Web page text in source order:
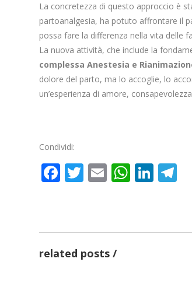
La concretezza di questo approccio è
partoanalgesia, ha potuto affrontare il
possa fare la differenza nella vita delle
La nuova attività, che include la
complessa Anestesia e
dolore del parto, ma lo accoglie, lo
un’esperienza di amore,
Condividi:
Facebook
Twitter
Email
related posts
redazione